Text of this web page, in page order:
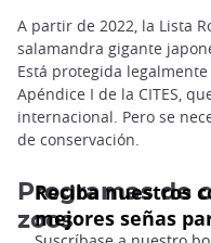
A partir de 2022, la Lista
salamandra gigante
Está protegida
Apéndice I de la CITES,
internacional. Pero se
de conservación.
Programas de
zoos